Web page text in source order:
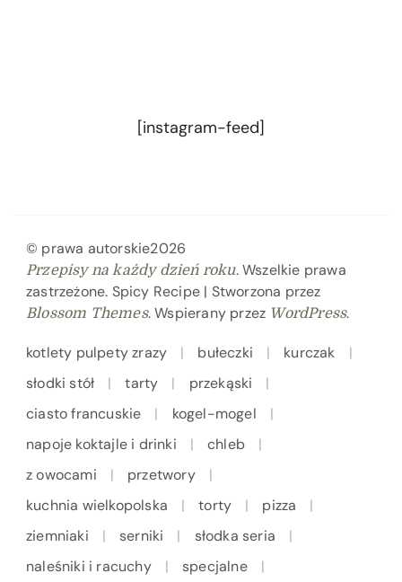
[instagram-feed]
© prawa autorskie2026
Przepisy na każdy dzień roku. Wszelkie prawa
zastrzeżone. Spicy Recipe | Stworzona przez
Blossom Themes. Wspierany przez WordPress.
kotlety pulpety zrazy bułeczki
kurczak
słodki stół
tarty
przekąski
ciasto francuskie
kogel-mogel
napoje koktajle i drinki
chleb
z owocami
przetwory
kuchnia wielkopolska
torty
pizza
ziemniaki
serniki
słodka seria
naleśniki i racuchy
specjalne